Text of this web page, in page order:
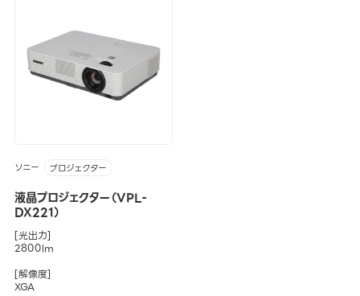
ソニー プロジェクター
液晶プロジェクター（VPL-
DX221）
[光出力]
2800lm
[解像度]
XGA